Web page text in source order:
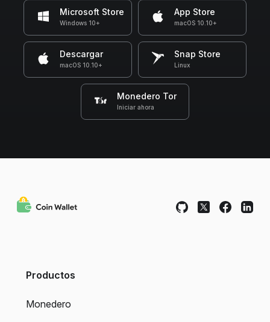
Microsoft Store
Windows 10+
App Store
macOS 10.10+
Descargar
macOS 10.10+
Snap Store
Linux
Monedero Tor
Iniciar ahora
Productos
Monedero